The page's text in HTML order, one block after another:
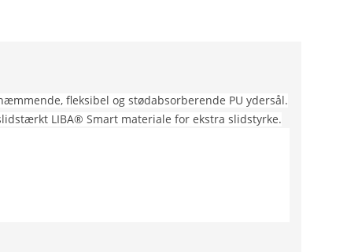
fleksibel og stødabsorberende PU ydersål.
LIBA® Smart materiale for ekstra slidstyrke.